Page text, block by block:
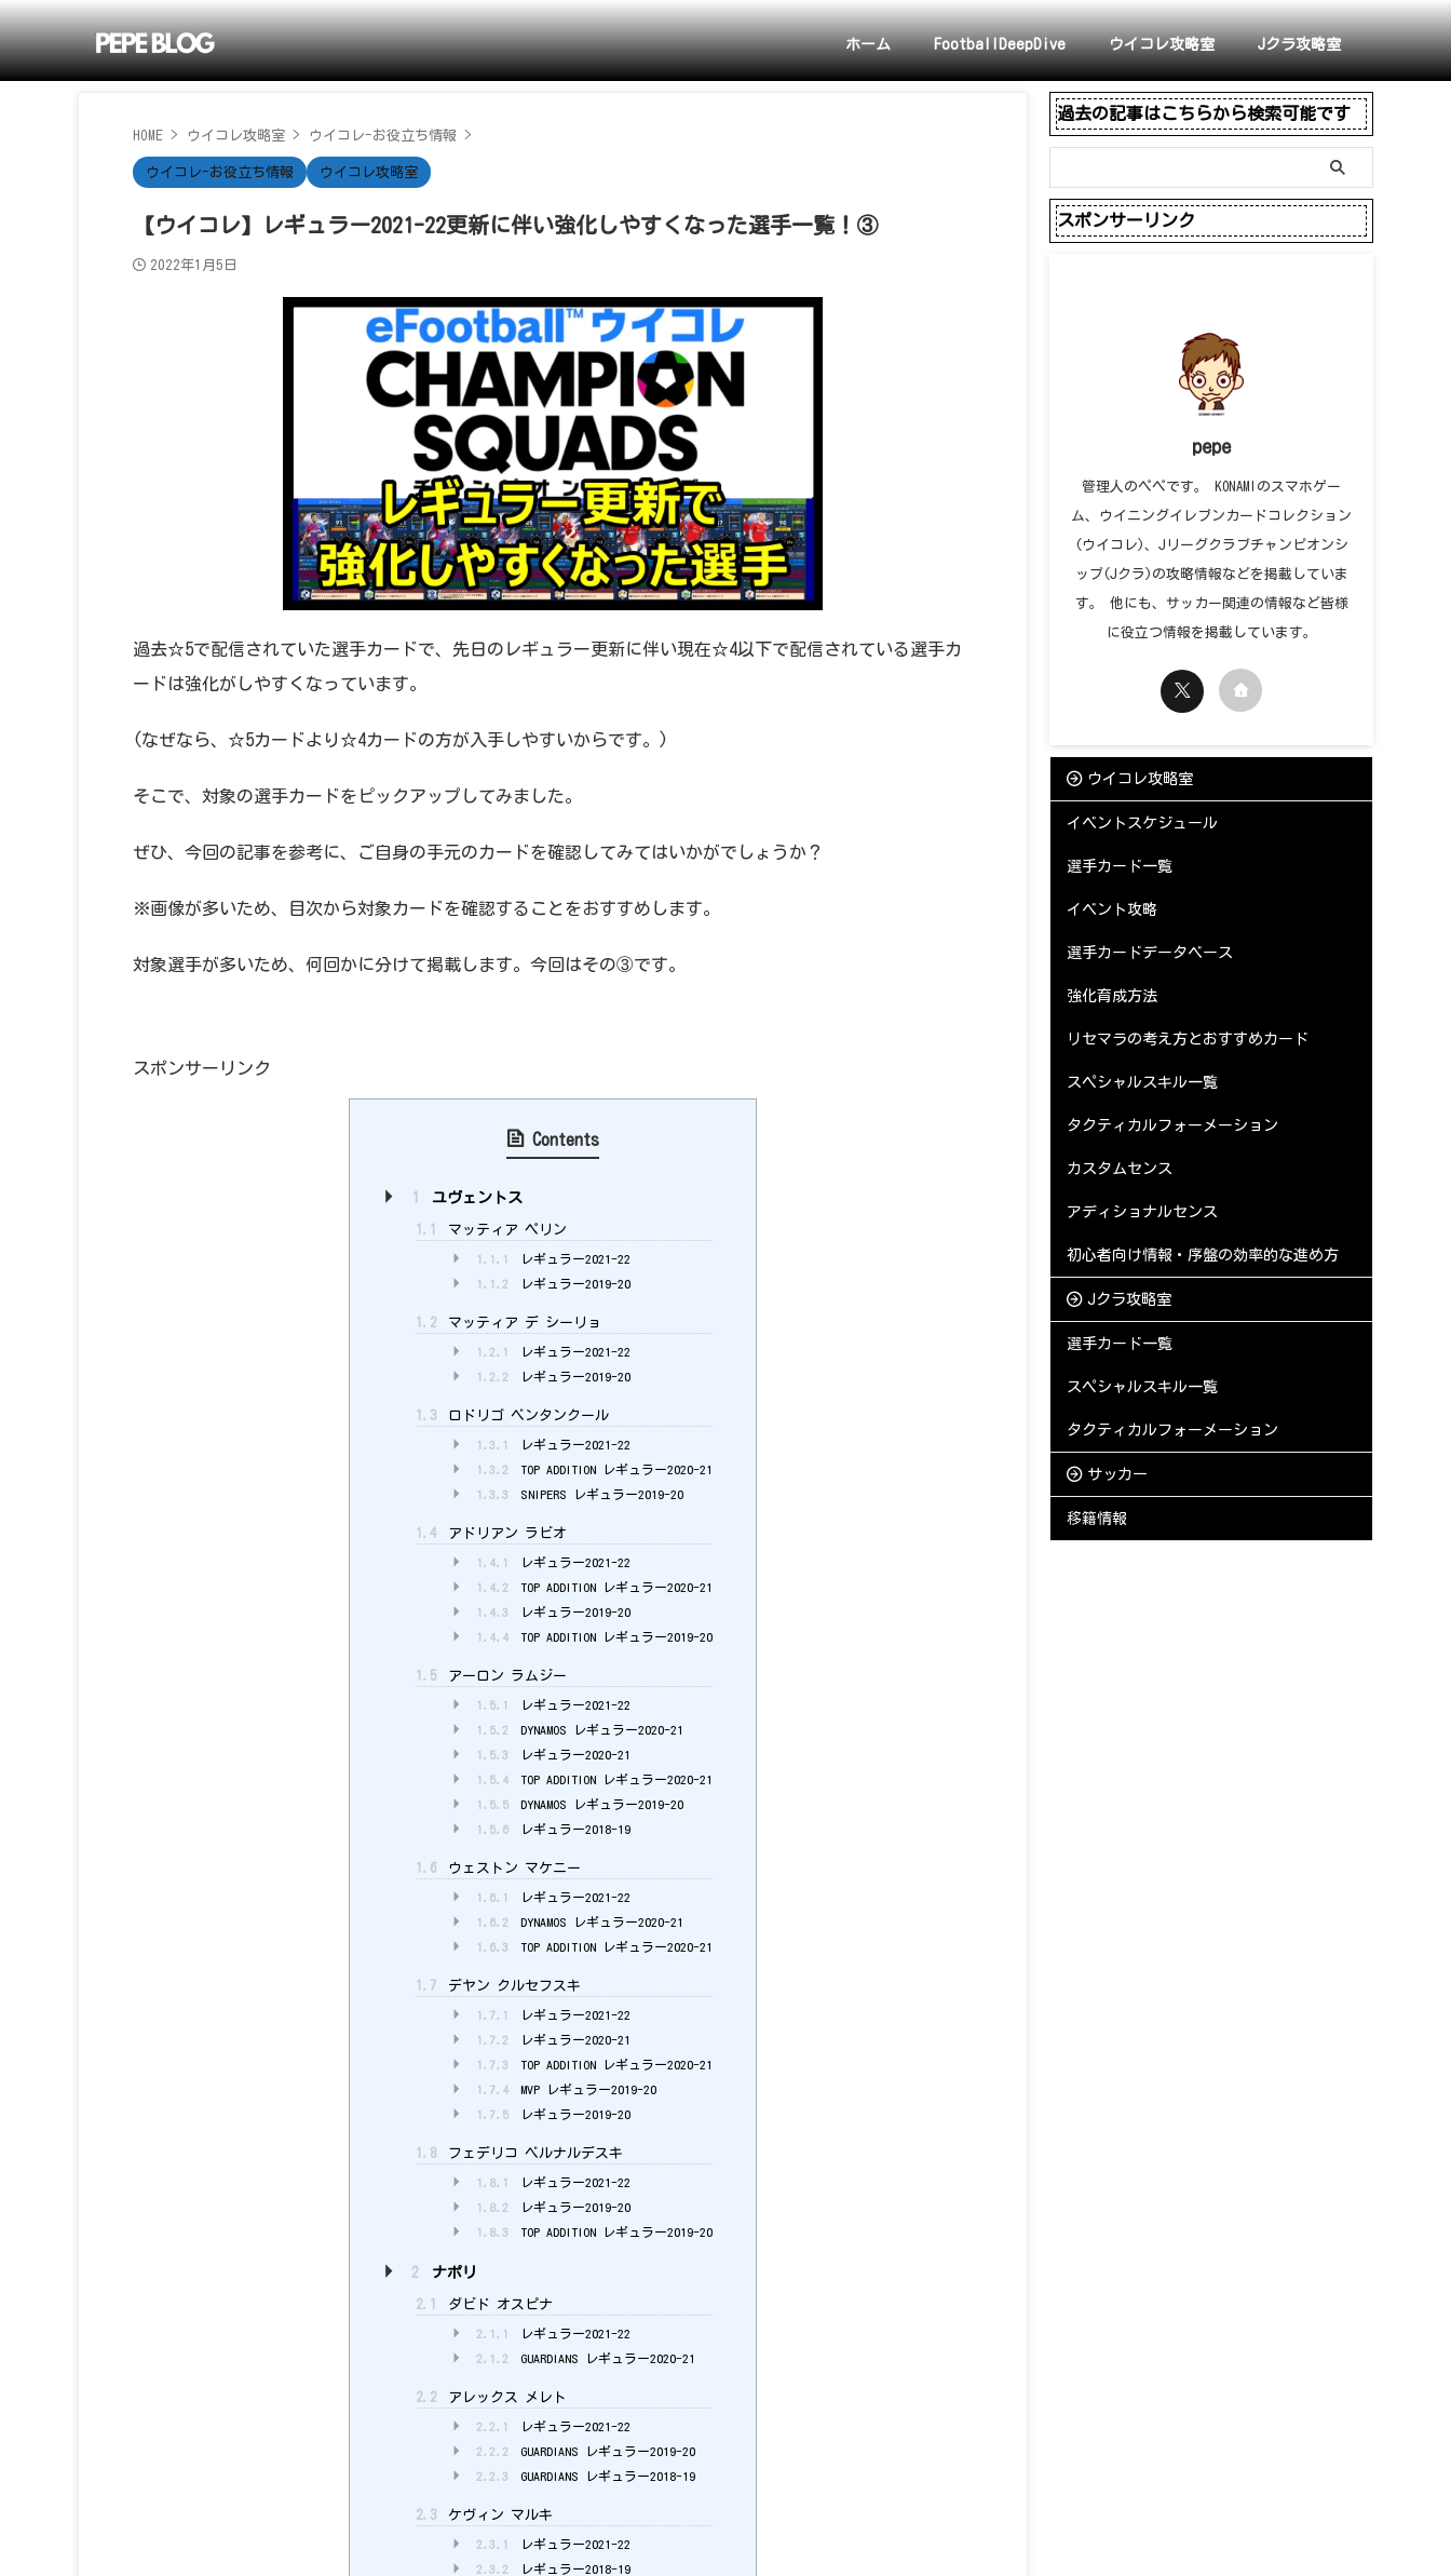
ホーム FootballDeepDive ウイコレ攻略室 Jクラ攻略室
HOME > ウイコレ攻略室 > ウイコレ-お役立ち情報 >
ウイコレ-お役立ち情報 ウイコレ攻略室
【ウイコレ】レギュラー2021-22更新に伴い強化しやすくなった選手一覧！③
2022年1月5日
過去☆5で配信されていた選手カードで、先日のレギュラー更新に伴い現在☆4以下で配信されている選手カ
ードは強化がしやすくなっています。
(なぜなら、☆5カードより☆4カードの方が入手しやすいからです。)
そこで、対象の選手カードをピックアップしてみました。
ぜひ、今回の記事を参考に、ご自身の手元のカードを確認してみてはいかがでしょうか？
※画像が多いため、目次から対象カードを確認することをおすすめします。
対象選手が多いため、何回かに分けて掲載します。今回はその③です。
スポンサーリンク
Contents
1 ユヴェントス
1.1 マッティア ペリン
1.1.1 レギュラー2021-22
1.1.2 レギュラー2019-20
1.2 マッティア デ シーリョ
1.2.1 レギュラー2021-22
1.2.2 レギュラー2019-20
1.3 ロドリゴ ベンタンクール
1.3.1 レギュラー2021-22
1.3.2 TOP ADDITION レギュラー2020-21
1.3.3 SNIPERS レギュラー2019-20
1.4 アドリアン ラビオ
1.4.1 レギュラー2021-22
1.4.2 TOP ADDITION レギュラー2020-21
1.4.3 レギュラー2019-20
1.4.4 TOP ADDITION レギュラー2019-20
1.5 アーロン ラムジー
1.5.1 レギュラー2021-22
1.5.2 DYNAMOS レギュラー2020-21
1.5.3 レギュラー2020-21
1.5.4 TOP ADDITION レギュラー2020-21
1.5.5 DYNAMOS レギュラー2019-20
1.5.6 レギュラー2018-19
1.6 ウェストン マケニー
1.6.1 レギュラー2021-22
1.6.2 DYNAMOS レギュラー2020-21
1.6.3 TOP ADDITION レギュラー2020-21
1.7 デヤン クルセフスキ
1.7.1 レギュラー2021-22
1.7.2 レギュラー2020-21
1.7.3 TOP ADDITION レギュラー2020-21
1.7.4 MVP レギュラー2019-20
1.7.5 レギュラー2019-20
1.8 フェデリコ ベルナルデスキ
1.8.1 レギュラー2021-22
1.8.2 レギュラー2019-20
1.8.3 TOP ADDITION レギュラー2019-20
2 ナポリ
2.1 ダビド オスピナ
2.1.1 レギュラー2021-22
2.1.2 GUARDIANS レギュラー2020-21
2.2 アレックス メレト
2.2.1 レギュラー2021-22
2.2.2 GUARDIANS レギュラー2019-20
2.2.3 GUARDIANS レギュラー2018-19
2.3 ケヴィン マルキ
2.3.1 レギュラー2021-22
2.3.2 レギュラー2018-19
過去の記事はこちらから検索可能です
スポンサーリンク
pepe
管理人のペペです。 KONAMIのスマホゲー
ム、ウイニングイレブンカードコレクション
(ウイコレ)、Jリーグクラブチャンピオンシ
ップ(Jクラ)の攻略情報などを掲載していま
す。 他にも、サッカー関連の情報など皆様
に役立つ情報を掲載しています。
ウイコレ攻略室
イベントスケジュール
選手カード一覧
イベント攻略
選手カードデータベース
強化育成方法
リセマラの考え方とおすすめカード
スペシャルスキル一覧
タクティカルフォーメーション
カスタムセンス
アディショナルセンス
初心者向け情報・序盤の効率的な進め方
Jクラ攻略室
選手カード一覧
スペシャルスキル一覧
タクティカルフォーメーション
サッカー
移籍情報